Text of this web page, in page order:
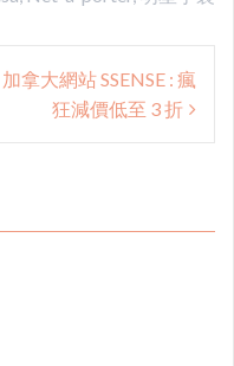
加拿大網站 SSENSE : 瘋
狂減價低至 3 折